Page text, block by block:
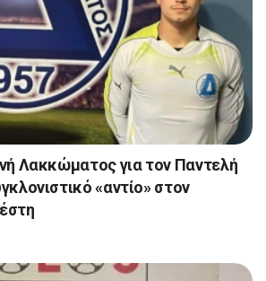
Λακκώματος για τον Παντελή
«αντίο» στον